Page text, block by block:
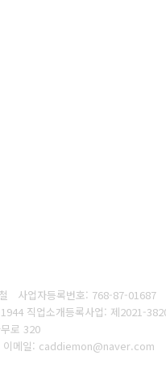
사업자등록번호: 768-87-01687
직업소개등록사업: 제2021-
로 320
이메일: caddiemon@naver.com